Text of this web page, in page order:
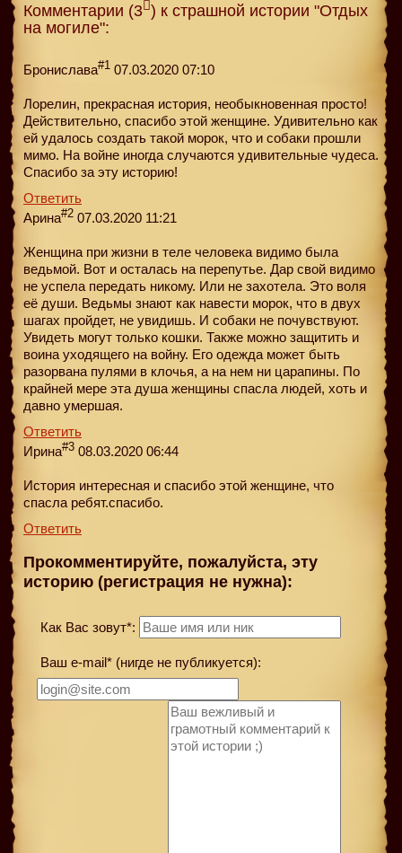
Комментарии (3 ) к страшной истории "Отдых
на могиле":
Бронислава#1 07.03.2020 07:10
Лорелин, прекрасная история, необыкновенная просто!
Действительно, спасибо этой женщине. Удивительно как
ей удалось создать такой морок, что и собаки прошли
мимо. На войне иногда случаются удивительные чудеса.
Спасибо за эту историю!
Ответить
Арина#2 07.03.2020 11:21
Женщина при жизни в теле человека видимо была
ведьмой. Вот и осталась на перепутье. Дар свой видимо
не успела передать никому. Или не захотела. Это воля
её души. Ведьмы знают как навести морок, что в двух
шагах пройдет, не увидишь. И собаки не почувствуют.
Увидеть могут только кошки. Также можно защитить и
воина уходящего на войну. Его одежда может быть
разорвана пулями в клочья, а на нем ни царапины. По
крайней мере эта душа женщины спасла людей, хоть и
давно умершая.
Ответить
Ирина#3 08.03.2020 06:44
История интересная и спасибо этой женщине, что
спасла ребят.спасибо.
Ответить
Прокомментируйте, пожалуйста, эту
историю (регистрация не нужна):
Как Вас зовут*:
Ваш e-mail* (нигде не публикуется):